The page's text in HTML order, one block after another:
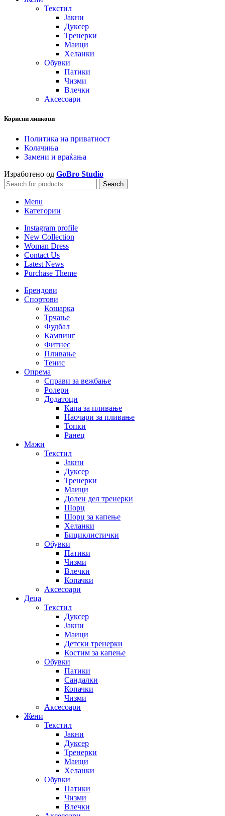
Текстил
Јакни
Дуксер
Тренерки
Маици
Хеланки
Обувки
Патики
Чизми
Влечки
Аксесоари
Корисни линкови
Политика на приватност
Колачиња
Замени и враќања
Изработено од GoBro Studio
Search
Menu
Категории
Instagram profile
New Collection
Woman Dress
Contact Us
Latest News
Purchase Theme
Брендови
Спортови
Кошарка
Трчање
Фудбал
Кампинг
Фитнес
Пливање
Тенис
Опрема
Справи за вежбање
Ролери
Додатоци
Капа за пливање
Наочари за пливање
Топки
Ранец
Мажи
Текстил
Јакни
Дуксер
Тренерки
Маици
Долен дел тренерки
Шорц
Шорц за капење
Хеланки
Бициклистички
Обувки
Патики
Чизми
Влечки
Копачки
Аксесоари
Деца
Текстил
Дуксер
Јакни
Маици
Детски тренерки
Костим за капење
Обувки
Патики
Сандалки
Копачки
Чизми
Аксесоари
Жени
Текстил
Јакни
Дуксер
Тренерки
Маици
Хеланки
Обувки
Патики
Чизми
Влечки